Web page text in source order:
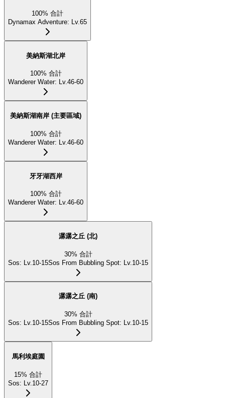
100% 合計
Dynamax Adventure: Lv.65
美納斯湖北岸
100% 合計
Wanderer Water: Lv.46-60
美納斯湖南岸 (主要區域)
100% 合計
Wanderer Water: Lv.46-60
牙牙湖西岸
100% 合計
Wanderer Water: Lv.46-60
潺潺之丘 (北)
30% 合計
Sos: Lv.10-15Sos From Bubbling Spot: Lv.10-15
潺潺之丘 (南)
30% 合計
Sos: Lv.10-15Sos From Bubbling Spot: Lv.10-15
馬利埃庭園
15% 合計
Sos: Lv.10-27